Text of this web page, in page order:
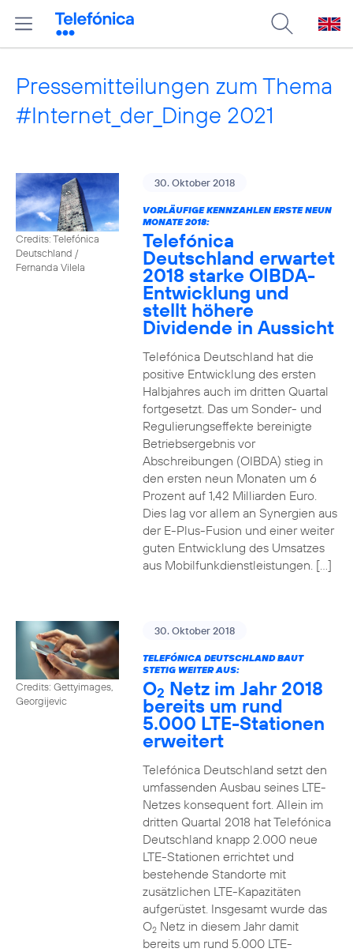
Pressemitteilungen zum Thema
#Internet_der_Dinge 2021
Credits: Telefónica
Deutschland /
Fernanda Vilela
30. Oktober 2018
VORLÄUFIGE KENNZAHLEN ERSTE NEUN
MONATE 2018:
Telefónica
Deutschland erwartet
2018 starke OIBDA-
Entwicklung und
stellt höhere
Dividende in Aussicht
Telefónica Deutschland hat die
positive Entwicklung des ersten
Halbjahres auch im dritten Quartal
fortgesetzt. Das um Sonder- und
Regulierungseffekte bereinigte
Betriebsergebnis vor
Abschreibungen (OIBDA) stieg in
den ersten neun Monaten um 6
Prozent auf 1,42 Milliarden Euro.
Dies lag vor allem an Synergien aus
der E-Plus-Fusion und einer weiter
guten Entwicklung des Umsatzes
aus Mobilfunkdienstleistungen. […]
Credits: Gettyimages,
Georgijevic
30. Oktober 2018
TELEFÓNICA DEUTSCHLAND BAUT
STETIG WEITER AUS:
O2 Netz im Jahr 2018
bereits um rund
5.000 LTE-Stationen
erweitert
Telefónica Deutschland setzt den
umfassenden Ausbau seines LTE-
Netzes konsequent fort. Allein im
dritten Quartal 2018 hat Telefónica
Deutschland knapp 2.000 neue
LTE-Stationen errichtet und
bestehende Standorte mit
zusätzlichen LTE-Kapazitäten
aufgerüstet. Insgesamt wurde das
O2Netz in diesem Jahr damit
bereits um rund 5.000 LTE-